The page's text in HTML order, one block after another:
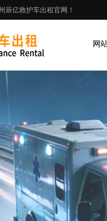
辰亿救护车出租官网！
网